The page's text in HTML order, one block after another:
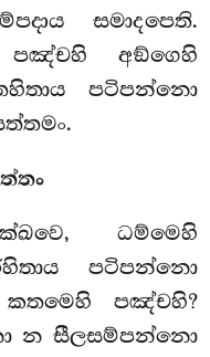
සමාදපෙති.
අඞ්ගෙහි
පටිපන්නො
ධම්මෙහි
පටිපන්නො
පඤ්චහි?
න සීලසම්පන්නො